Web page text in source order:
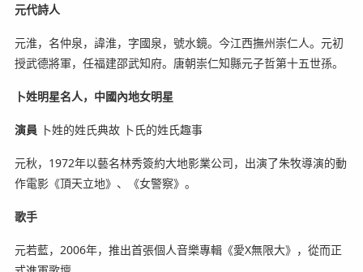
元代詩人
元淮，名仲泉，諱淮，字國泉，號水鏡。今江西撫州崇仁人。元初
授武德將軍，任福建邵武知府。唐朝崇仁知縣元子哲第十五世孫。
卜姓明星名人， 中國內地女明星
演員 卜姓的姓氏典故 卜氏的姓氏趣事
元秋，1972年以藝名林秀簽約大地影業公司，出演了朱牧導演的動
作電影《頂天立地》、《女警察》。
歌手
元若藍，2006年，推出首張個人音樂專輯《愛X無限大》，從而正